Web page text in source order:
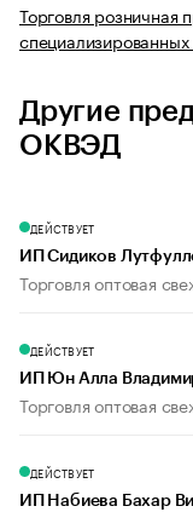
Торговля
Другие
ОКВЭД
ДЕЙСТВУЕТ
ИП Сидиков
Торговля оптовая
ДЕЙСТВУЕТ
ИП Юн Алла
Торговля оптовая
ДЕЙСТВУЕТ
ИП Набиева Бахар